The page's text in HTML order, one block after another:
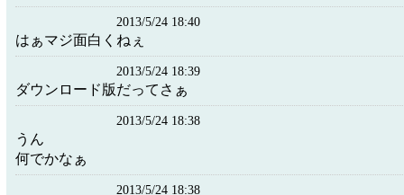
2013/5/24 18:40
はぁマジ面白くねぇ
2013/5/24 18:39
ダウンロード版だってさぁ
2013/5/24 18:38
うん
何でかなぁ
2013/5/24 18:38